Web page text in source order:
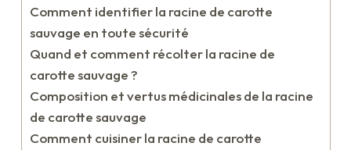
Comment identifier la racine de carotte
sauvage en toute sécurité
Quand et comment récolter la racine de
carotte sauvage ?
Composition et vertus médicinales de la racine
de carotte sauvage
Comment cuisiner la racine de carotte